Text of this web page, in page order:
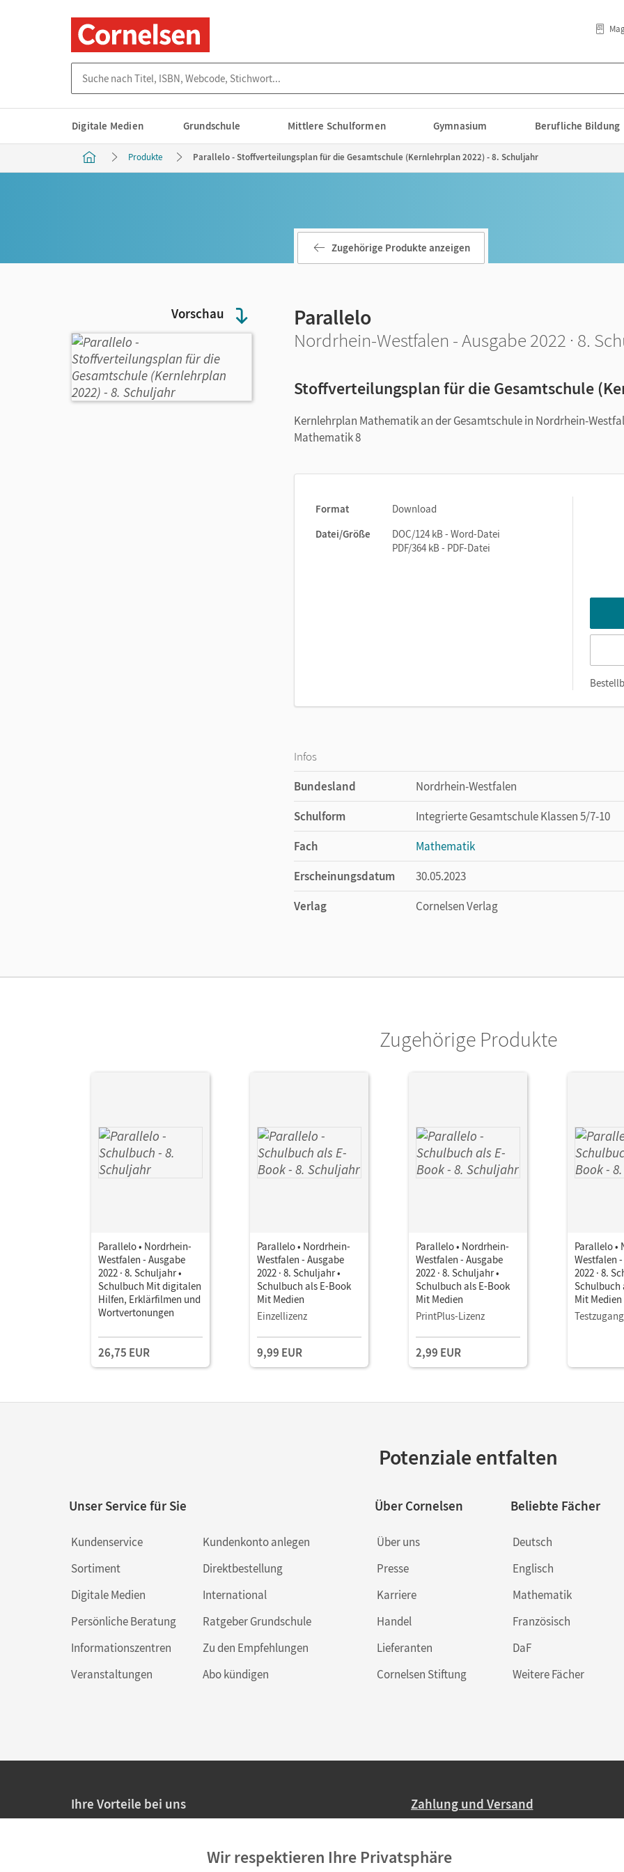
Digitale Medien Grundschule Mittlere Schulformen Gymnasium Berufliche Bildung
Produkte Parallelo - Stoffverteilungsplan für die Gesamtschule (Kernlehrplan 2022) - 8. Schuljahr
Vorschau
Zugehörige Produkte anzeigen
Parallelo
Nordrhein-Westfalen - Ausgabe 2022 · 8.
Stoffverteilungsplan für die Gesamtschule
Kernlehrplan Mathematik an der Gesamtschule in Nordrhein-
Mathematik 8
Format
Download
Datei/Größe
DOC/124 kB - Word-Datei
PDF/364 kB - PDF-Datei
Infos
Bundesland
Nordrhein-Westfalen
Schulform
Integrierte Gesamtschule Klassen 5/7-10
Fach
Mathematik
Erscheinungsdatum
30.05.2023
Verlag
Cornelsen Verlag
Zugehörige Produkte
Parallelo • Nordrhein-
Westfalen - Ausgabe
2022 · 8. Schuljahr •
Schulbuch Mit digitalen
Hilfen, Erklärfilmen und
Wortvertonungen
26,75 EUR
Parallelo • Nordrhein-
Westfalen - Ausgabe
2022 · 8. Schuljahr •
Schulbuch als E-Book
Mit Medien
Einzellizenz
9,99 EUR
Parallelo • Nordrhein-
Westfalen - Ausgabe
2022 · 8. Schuljahr •
Schulbuch als E-Book
Mit Medien
PrintPlus-Lizenz
2,99 EUR
Parallelo •
Westfalen
2022 · 8.
Schulbuch
Mit Medien
Testzugang
Potenziale entfalten
Unser Service für Sie
Kundenservice
Sortiment
Digitale Medien
Persönliche Beratung
Informationszentren
Veranstaltungen
Kundenkonto anlegen
Direktbestellung
International
Ratgeber Grundschule
Zu den Empfehlungen
Abo kündigen
Über Cornelsen
Über uns
Presse
Karriere
Handel
Lieferanten
Cornelsen Stiftung
Beliebte Fächer
Deutsch
Englisch
Mathematik
Französisch
DaF
Weitere Fächer
Ihre Vorteile bei uns
Persönliche Angebote für Lehrkräfte
Zahlung und Versand
Ab 59,– EUR Bestellwert liefern wir
Wir respektieren Ihre Privatsphäre